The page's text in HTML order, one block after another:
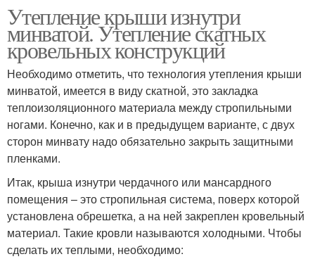
Утепление крыши изнутри
минватой. Утепление скатных
кровельных конструкций
Необходимо отметить, что технология утепления крыши
минватой, имеется в виду скатной, это закладка
теплоизоляционного материала между стропильными
ногами. Конечно, как и в предыдущем варианте, с двух
сторон минвату надо обязательно закрыть защитными
пленками.
Итак, крыша изнутри чердачного или мансардного
помещения – это стропильная система, поверх которой
установлена обрешетка, а на ней закреплен кровельный
материал. Такие кровли называются холодными. Чтобы
сделать их теплыми, необходимо: